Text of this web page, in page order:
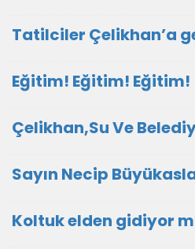
Tatilciler Çelikhan’a
Eğitim! Eğitim! Eğitim!
Çelikhan,Su Ve
Sayın Necip
Koltuk elden gidiyor